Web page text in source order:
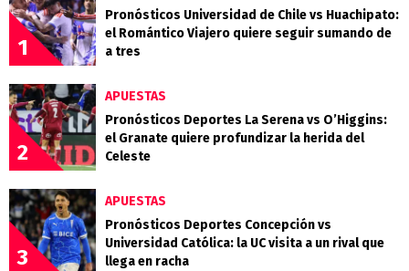
1
Pronósticos Universidad de Chile vs Huachipato:
el Romántico Viajero quiere seguir sumando de
a tres
2
APUESTAS
Pronósticos Deportes La Serena vs O’Higgins:
el Granate quiere profundizar la herida del
Celeste
3
APUESTAS
Pronósticos Deportes Concepción vs
Universidad Católica: la UC visita a un rival que
llega en racha